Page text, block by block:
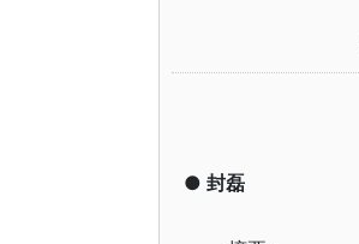
● 封磊